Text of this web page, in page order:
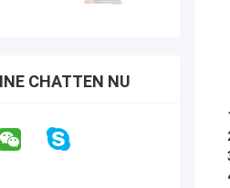
CHATTEN NU